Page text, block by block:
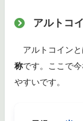
アルトコ
アルトコインと
称です。ここで
やすいです。